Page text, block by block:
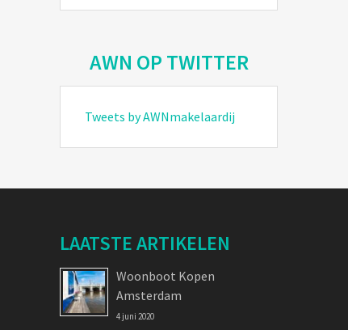
AWN OP TWITTER
Tweets by AWNmakelaardij
LAATSTE ARTIKELEN
Woonboot Kopen
Amsterdam
4 juni 2020